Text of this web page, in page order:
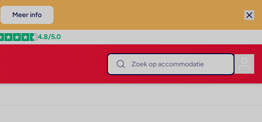
Meer info
4.8/5.0